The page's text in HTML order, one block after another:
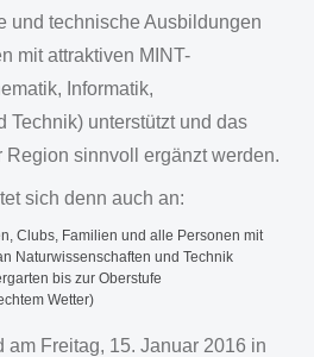
und technische Ausbildungen
mit attraktiven MINT-
Informatik,
Technik) unterstützt und das
Region sinnvoll ergänzt werden.
sich denn auch an:
Clubs, Familien und alle Personen mit
Naturwissenschaften und Technik
bis zur Oberstufe
Wetter)
am Freitag, 15. Januar 2016 in